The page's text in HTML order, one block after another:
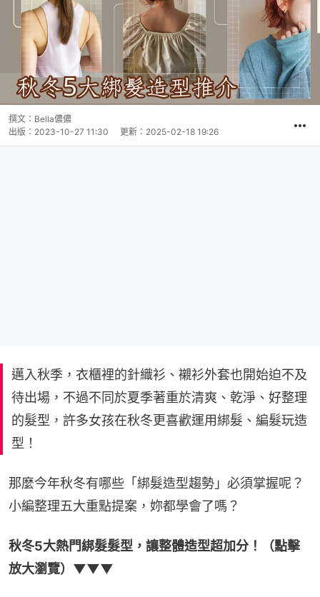
撰文： Bella儂儂
出版： 2023-10-27 11:30 更新： 2025-02-18 19:26
邁入秋季，衣櫃裡的針織衫、襯衫外套也開始迫不及
待出場，不過不同於夏季著重於清爽、乾淨、好整理
的髮型，許多女孩在秋冬更喜歡運用綁髮、編髮玩造
型！
那麼今年秋冬有哪些「綁髮造型趨勢」必須掌握呢？
小編整理五大重點提案，妳都學會了嗎？
秋冬5大熱門綁髮髮型，讓整體造型超加分！（點擊
放大瀏覽）▼▼▼